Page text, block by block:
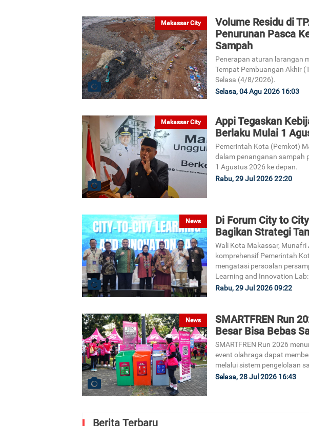
Makassar City
Volume Residu di
Penurunan Pasca
Sampah
Penerapan aturan larangan
Tempat Pembuangan Akhir
Selasa (4/8/2026).
Selasa, 04 Agu 2026 16:03
Makassar City
Appi Tegaskan
Berlaku Mulai 1
Pemerintah Kota (Pemkot)
dalam penanganan sampah
1 Agustus 2026 ke depan.
Rabu, 29 Jul 2026 22:20
News
Di Forum City to
Bagikan Strategi
Wali Kota Makassar,
komprehensif Pemerintah
mengatasi persoalan
Learning and Innovation
Rabu, 29 Jul 2026 09:22
News
SMARTFREN Run
Besar Bisa Bebas
SMARTFREN Run 2026
event olahraga dapat
melalui sistem pengelolaan
Selasa, 28 Jul 2026 16:43
Berita Terbaru